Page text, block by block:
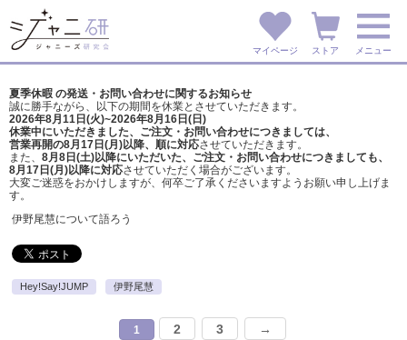
マイページ ストア メニュー
夏季休暇 の発送・お問い合わせに関するお知らせ
誠に勝手ながら、以下の期間を休業とさせていただきます。
2026年8月11日(火)~2026年8月16日(日)
休業中にいただきました、ご注文・お問い合わせにつきましては、
営業再開の8月17日(月)以降、順に対応させていただきます。
また、 8月8日(土)以降にいただいた、ご注文・ お問い合わせにつきましても、
8月17日(月)以降に対応させていただく場合がございます。
大変ご迷惑をおかけしますが、 何卒ご了承くださいますようお願い申し上げま
す。
伊野尾慧について語ろう
Hey!Say!JUMP 伊野尾慧
1 2 3 →